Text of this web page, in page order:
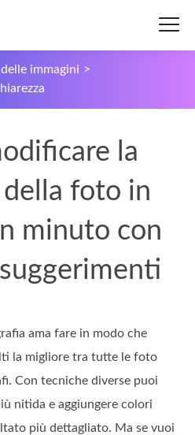
immagini >
la
foto in
minuto con
ama fare in modo che
la migliore tra tutte le foto
Con tecniche diverse puoi
nitida e aggiungere colori
più dettagliato. Ma se vuoi